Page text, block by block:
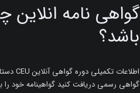
گواهی نامه
باشد؟
گواهی رسمی دریافت کنید گواهینامه خود را